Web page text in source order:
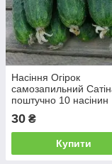
Насіння Огірок
самозапильний
поштучно 10 насінин
30 ₴
Купити